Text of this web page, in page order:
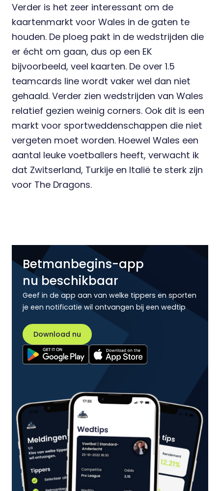
Verder is het zeer interessant om de
kaartenmarkt voor Wales in de gaten te
houden. De ploeg pakt in de wedstrijden die
er écht om gaan, dus op een EK
bijvoorbeeld, veel kaarten. De over 1.5
teamcards line wordt vaker wel dan niet
gehaald. Verder zien wedstrijden van Wales
relatief gezien weinig corners. Ook dit is een
markt voor sportweddenschappen die niet
vergeten moet worden. Hoewel Wales een
aantal leuke voetballers heeft, verwacht ik
dat Zwitserland, Turkije en Italië te sterk zijn
voor The Dragons.
Betmanbegins-app
nu beschikbaar
Geef in de app aan van welke tippers en sporten
je een notificatie wil ontvangen bij een wedtip
Download nu